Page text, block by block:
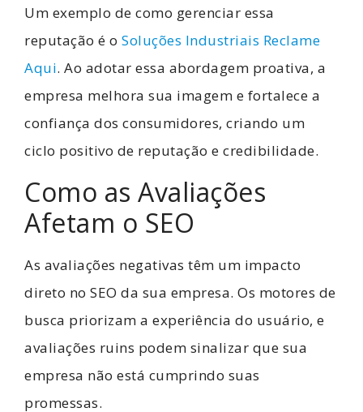
Um exemplo de como gerenciar essa
reputação é o Soluções Industriais Reclame
Aqui. Ao adotar essa abordagem proativa, a
empresa melhora sua imagem e fortalece a
confiança dos consumidores, criando um
ciclo positivo de reputação e credibilidade.
Como as Avaliações
Afetam o SEO
As avaliações negativas têm um impacto
direto no SEO da sua empresa. Os motores de
busca priorizam a experiência do usuário, e
avaliações ruins podem sinalizar que sua
empresa não está cumprindo suas
promessas.